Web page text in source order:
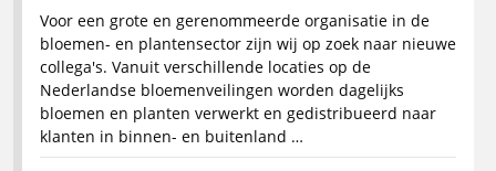
C
Voor een grote en gerenommeerde organisatie in de
bloemen- en plantensector zijn wij op zoek naar nieuwe
collega's. Vanuit verschillende locaties op de
Nederlandse bloemenveilingen worden dagelijks
bloemen en planten verwerkt en gedistribueerd naar
klanten in binnen- en buitenland …